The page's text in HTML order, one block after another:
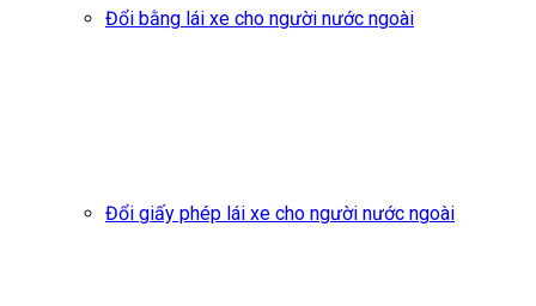
Đổi bằng lái xe cho người nước ngoài
Đổi giấy phép lái xe cho người nước ngoài